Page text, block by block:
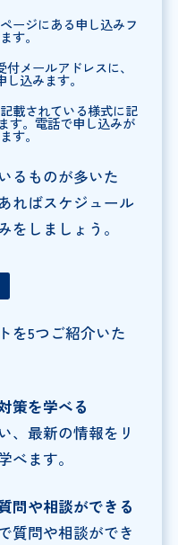
ージにある申し込みフ
す。
メールアドレスに、
込みます。
載されている様式に記
す。電話で申し込みが
す。
るものが多いた
ればスケジュール
をしましょう。
を5つご紹介いた
策を学べる
、最新の情報をリ
べます。
問や相談ができる
質問や相談ができ